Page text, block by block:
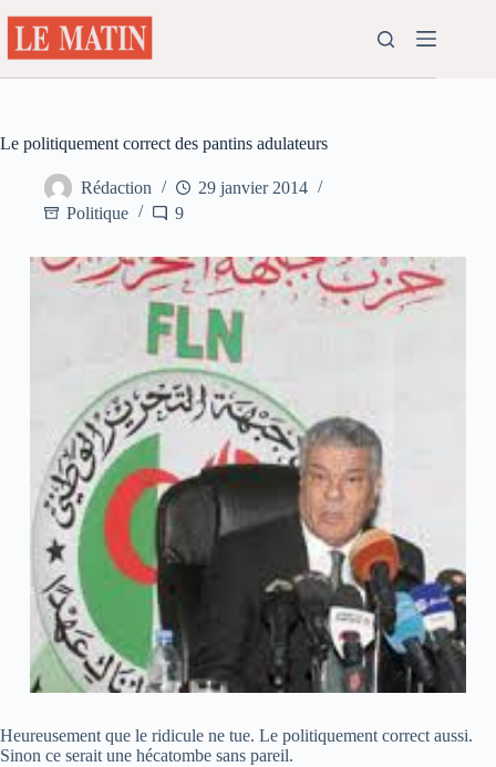
au
contenu
Le politiquement correct des pantins adulateurs
Rédaction
29 janvier 2014
Politique
9
Heureusement que le ridicule ne tue. Le politiquement correct aussi.
Sinon ce serait une hécatombe sans pareil.